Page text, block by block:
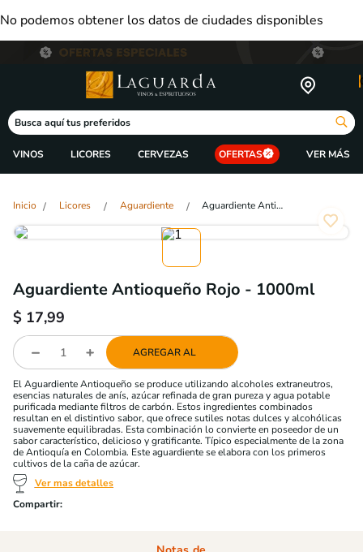
No podemos obtener los datos de ciudades disponibles
Busca aquí tus preferidos
VINOS LICORES CERVEZAS OFERTAS
Licores Aguardiente Aguardiente Antioqueño Rojo - 1000ml
Aguardiente Antioqueño Rojo - 1000ml
$ 17,99
AGREGAR AL
El Aguardiente Antioqueño se produce utilizando alcoholes extraneutros,
esencias naturales de anís, azúcar refinada de gran pureza y agua potable
purificada mediante filtros de carbón. Estos ingredientes combinados
resultan en el distintivo sabor, que ofrece sutiles notas dulces y alcohólicas
suavemente equilibradas. Esta combinación lo convierte en poseedor de un
sabor característico, delicioso y gratificante. Típico especialmente de la zona
de Antioquía en Colombia. Este aguardiente se elabora con los primeros
cultivos de la caña de azúcar.
Ver mas detalles